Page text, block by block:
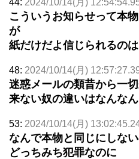
こういうお知らせって本
が
紙だけだよ信じられるのは
48: 2024/10/14(月)
迷惑メールの類昔から一
来ない奴の違いはなんな
53: 2024/10/14(月)
なんで本物と同じにしない
どっちみち犯罪なのに